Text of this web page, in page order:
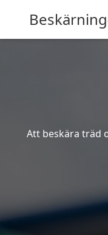
Att beskära träd